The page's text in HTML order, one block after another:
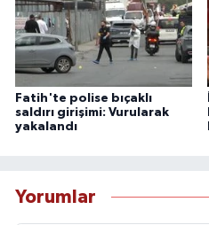
Fatih'te polise bıçaklı
saldırı girişimi: Vurularak
yakalandı
Yorumlar